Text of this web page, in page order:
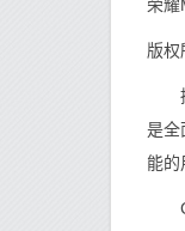
荣耀
版权
据
是全
能的